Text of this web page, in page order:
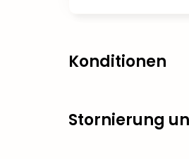
Konditionen
Stornierung